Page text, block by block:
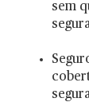
sem